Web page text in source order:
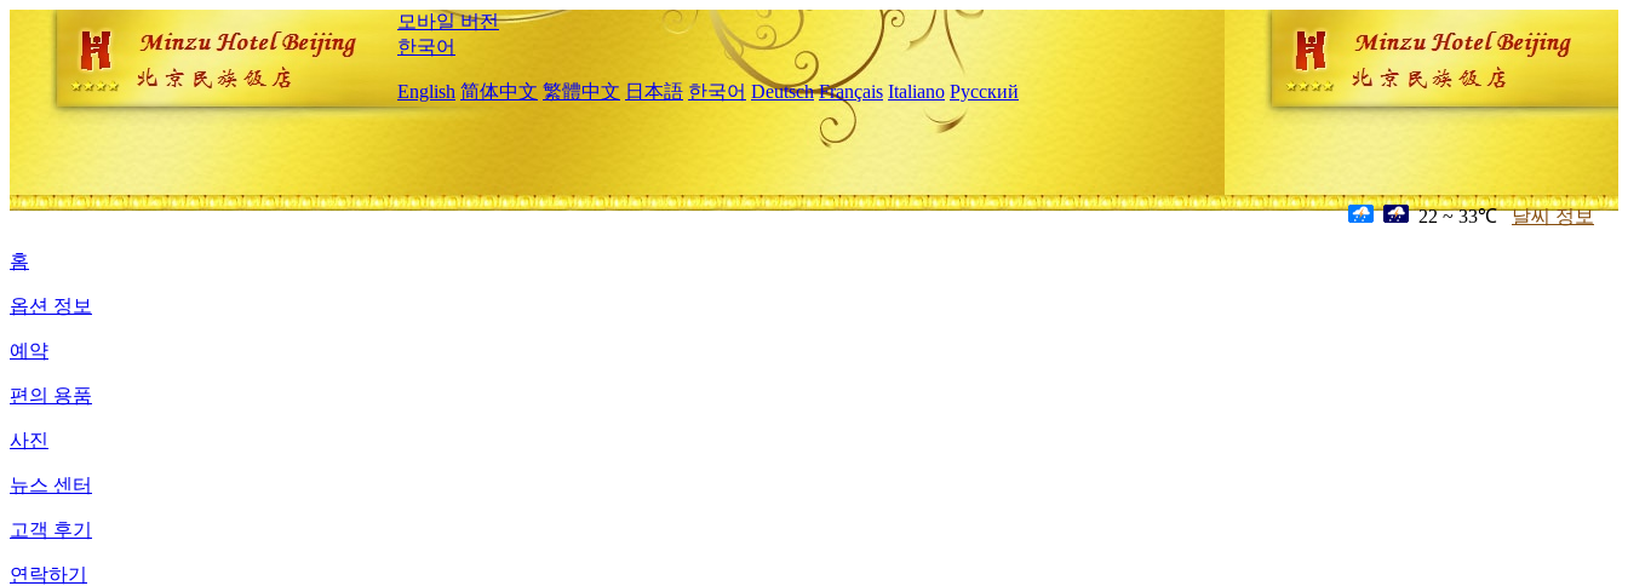
모바일 버전
한국어
English 简体中文 繁體中文 日本語 한국어 Deutsch Français Italiano Русский
22 ~ 33℃ 날씨 정보
홈
옵션 정보
예약
편의 용품
사진
뉴스 센터
고객 후기
연락하기